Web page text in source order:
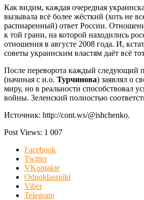
Как видим, каждая очередная
вызывала всё более жёсткий (хоть не
распиаренный) ответ России.
к той грани, на которой находились
отношения в августе 2008 года. И,
советы украинским властям даёт всё
После переворота каждый следующий
(начиная с и.о. Турчинова) заявлял о
миру, но в реальности способствовал
войны. Зеленский полностью
Источник: http://cont.ws/@ishchenko.
Post Views: 1 007
Facebook
Twitter
VKontakte
Odnoklassniki
Viber
Telegram